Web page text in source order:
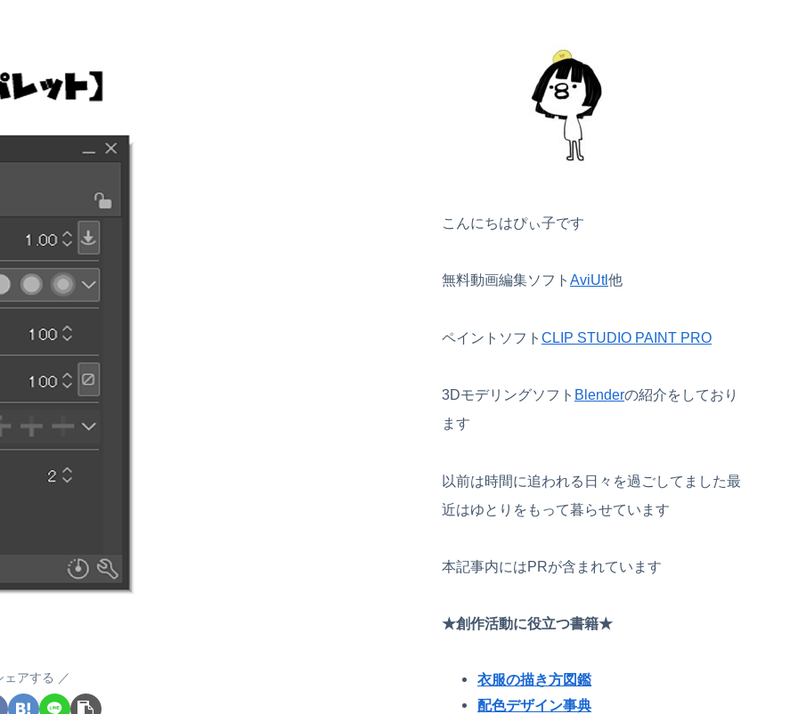
ェアする
こんにちはぴぃ子です
無料動画編集ソフト AviUtl他
ペイントソフト CLIP STUDIO PAINT PRO
3Dモデリングソフト Blenderの紹介をしており
ます
以前は時間に追われる日々を過ごしてました最
近はゆとりをもって暮らせています
本記事内にはPRが含まれています
★創作活動に役立つ書籍★
衣服の描き方図鑑
配色デザイン事典